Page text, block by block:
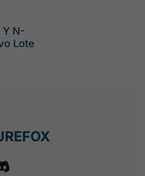
N-
Lote